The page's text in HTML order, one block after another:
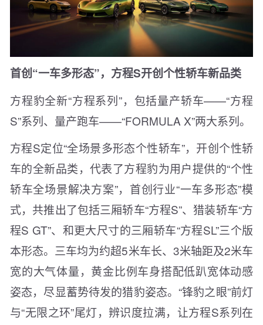
首创“一车多形态”，方程S开创个性轿车新品类
方程豹全新“方程系列”，包括量产轿车——“方程
S”系列、量产跑车——“FORMULA X”两大系列。
方程S定位“全场景多形态个性轿车”，开创个性轿
车的全新品类，代表了方程豹为用户提供的“个性
轿车全场景解决方案”，首创行业“一车多形态”模
式，共推出了包括三厢轿车“方程S”、猎装轿车“方
程S GT”、和更大尺寸的三厢轿车“方程SL”三个版
本形态。三车均为约超5米车长、3米轴距及2米车
宽的大气体量，黄金比例车身搭配低趴宽体动感
姿态，尽显蓄势待发的猎豹姿态。“锋豹之眼”前灯
与“无限之环”尾灯，辨识度拉满，让方程S系列在